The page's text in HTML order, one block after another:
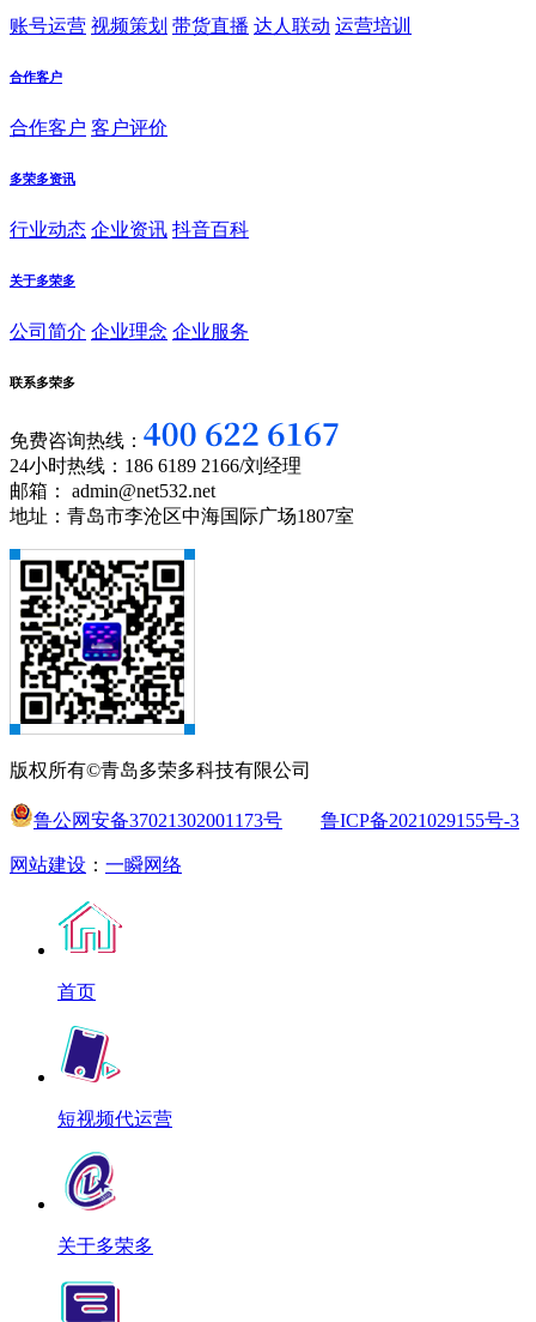
账号运营 视频策划 带货直播 达人联动 运营培训
合作客户
合作客户 客户评价
多荣多资讯
行业动态 企业资讯 抖音百科
关于多荣多
公司简介 企业理念 企业服务
联系多荣多
免费咨询热线：
24小时热线：186 6189 2166/刘经理
邮箱： admin@net532.net
地址：青岛市李沧区中海国际广场1807室
版权所有©青岛多荣多科技有限公司
鲁公网安备37021302001173号 鲁ICP备2021029155号-3
网站建设 ： 一瞬网络
首页
短视频代运营
关于多荣多